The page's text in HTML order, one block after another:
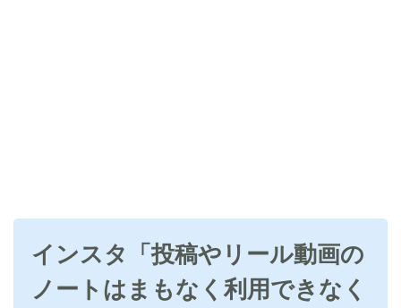
インスタ「投稿やリール動画の
ノートはまもなく利用できなく